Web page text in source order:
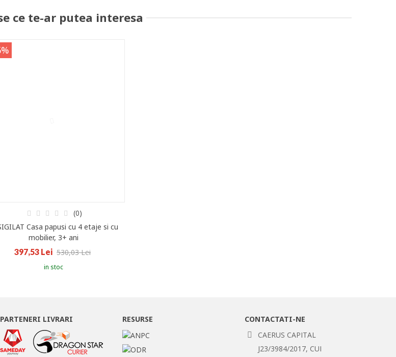
ce te-ar putea interesa
(0)
Casa papusi cu 4 etaje si cu
mobilier, 3+ ani
397,53 Lei 530,03 Lei
in stoc
PARTENERI LIVRARI RESURSE
CONTACTATI-NE
CAERUS CAPITAL
J23/3984/2017, CUI